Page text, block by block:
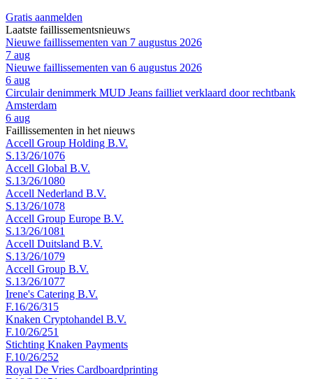
Gratis aanmelden
Laatste faillissementsnieuws
Nieuwe faillissementen van 7 augustus 2026
7 aug
Nieuwe faillissementen van 6 augustus 2026
6 aug
Circulair denimmerk MUD Jeans failliet verklaard door rechtbank
Amsterdam
6 aug
Faillissementen in het nieuws
Accell Group Holding B.V.
S.13/26/1076
Accell Global B.V.
S.13/26/1080
Accell Nederland B.V.
S.13/26/1078
Accell Group Europe B.V.
S.13/26/1081
Accell Duitsland B.V.
S.13/26/1079
Accell Group B.V.
S.13/26/1077
Irene's Catering B.V.
F.16/26/315
Knaken Cryptohandel B.V.
F.10/26/251
Stichting Knaken Payments
F.10/26/252
Royal De Vries Cardboardprinting